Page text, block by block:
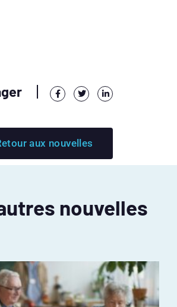
aux nouvelles
nouvelles